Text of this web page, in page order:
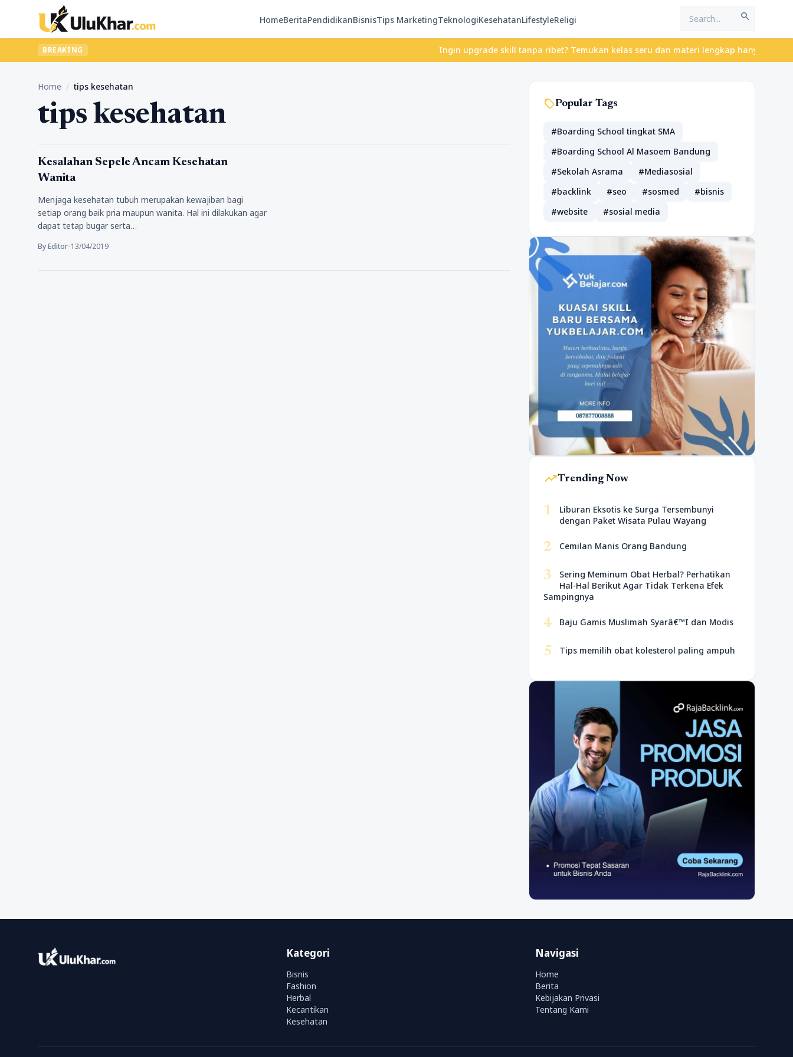
HomeBeritaPendidikanBisnisTips MarketingTeknologiKesehatanLifestyleReligi search
BREAKING Ingin upgrade skill tanpa ribet? Temukan kelas seru dan materi lengkap hanya di
Home / tips kesehatan
tips kesehatan
Kesehatan
Kesalahan Sepele Ancam Kesehatan
Wanita
Menjaga kesehatan tubuh merupakan kewajiban bagi
setiap orang baik pria maupun wanita. Hal ini dilakukan agar
dapat tetap bugar serta…
By Editor•13/04/2019
sellPopular Tags
#Boarding School tingkat SMA
#Boarding School Al Masoem Bandung
#Sekolah Asrama
#Mediasosial
#backlink
#seo #sosmed
#bisnis
#website
#sosial media
trending_upTrending Now
1
Liburan Eksotis ke Surga Tersembunyi
dengan Paket Wisata Pulau Wayang
2 Cemilan Manis Orang Bandung
3
Sering Meminum Obat Herbal? Perhatikan
Hal-Hal Berikut Agar Tidak Terkena Efek
Sampingnya
4 Baju Gamis Muslimah Syarâ€™I dan Modis
5 Tips memilih obat kolesterol paling ampuh
Kategori
Bisnis
Fashion
Herbal
Kecantikan
Kesehatan
Navigasi
Home
Berita
Kebijakan Privasi
Tentang Kami